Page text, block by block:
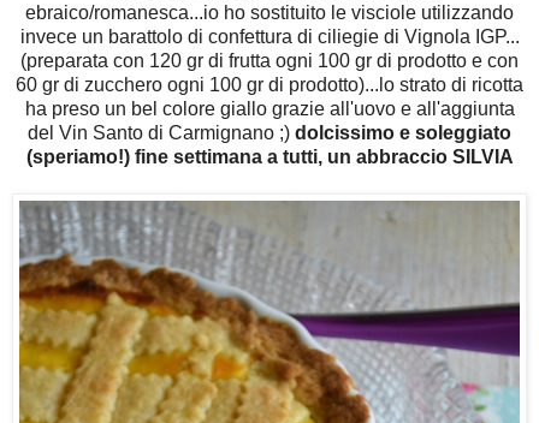
ebraico/romanesca...io ho sostituito le visciole utilizzando
invece un barattolo di confettura di ciliegie di Vignola IGP...
(preparata con 120 gr di frutta ogni 100 gr di prodotto e con
60 gr di zucchero ogni 100 gr di prodotto)...lo strato di ricotta
ha preso un bel colore giallo grazie all'uovo e all'aggiunta
del Vin Santo di Carmignano ;) dolcissimo e soleggiato
(speriamo!) fine settimana a tutti, un abbraccio SILVIA